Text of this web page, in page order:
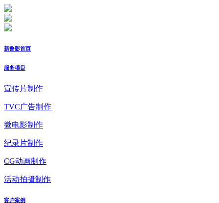
新鲁影首页
服务项目
宣传片制作
TVC广告制作
微电影制作
纪录片制作
CG动画制作
活动拍摄制作
客户案例